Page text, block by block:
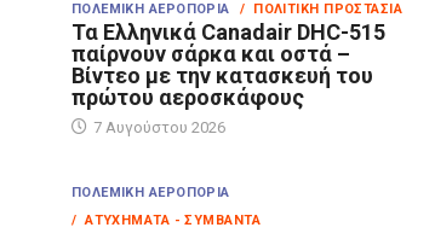
ΠΟΛΕΜΙΚΉ ΑΕΡΟΠΟΡΊΑ / ΠΟΛΙΤΙΚΉ ΠΡΟΣΤΑΣΊΑ
Τα Eλληνικά Canadair DHC-515
παίρνουν σάρκα και οστά –
Βίντεο με την κατασκευή του
πρώτου αεροσκάφους
7 Αυγούστου 2026
ΠΟΛΕΜΙΚΉ ΑΕΡΟΠΟΡΊΑ
/ ΑΤΥΧΉΜΑΤΑ - ΣΥΜΒΆΝΤΑ